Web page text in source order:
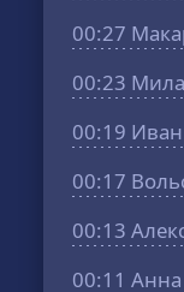
00:27
00:23
00:19
00:17
00:13
00:11 Анна